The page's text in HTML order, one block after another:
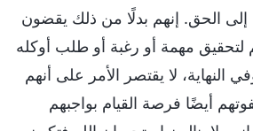
إلى الحق. إنهم بدلًا من ذلك يقضون
مهمة أو رغبة أو طلب أوكله
النهاية، لا يقتصر الأمر على أنهم
أيضًا فرصة القيام بواجبهم